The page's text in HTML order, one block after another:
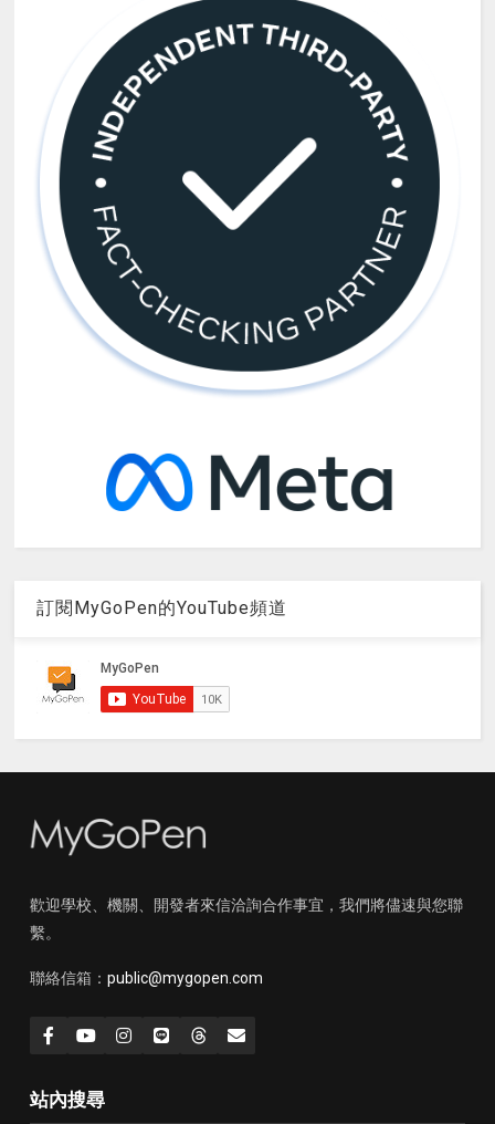
訂閱MyGoPen的YouTube頻道
歡迎學校、機關、開發者來信洽詢合作事宜，我們將儘速與您聯
繫。
聯絡信箱： public@mygopen.com
站內搜尋